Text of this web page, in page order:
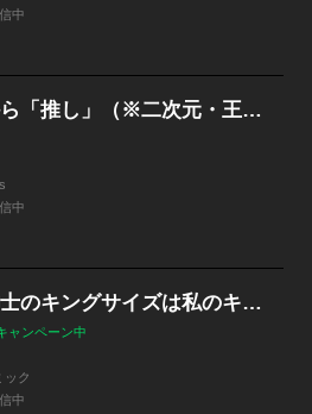
中
今日から「推し」（※二次元・王子様）と溺愛同棲！
中
英国紳士のキングサイズは私のキス１つで熱をはらむ【合本版】
ャンペーン中
ック
中